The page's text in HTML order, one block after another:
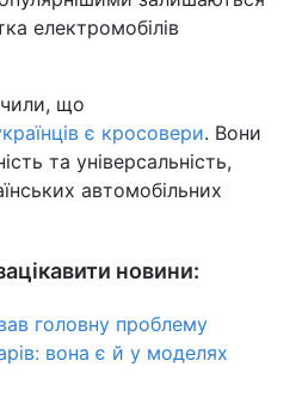
електромобілів
що
є кросовери. Вони
та універсальність,
автомобільних
новини:
головну проблему
вона є й у моделях